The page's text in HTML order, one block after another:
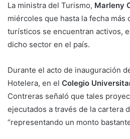
La ministra del Turismo, Marleny
miércoles que hasta la fecha más
turísticos se encuentran activos,
dicho sector en el país.
Durante el acto de inauguración
Hotelera, en el Colegio
Contreras señaló que tales
ejecutados a través de la cartera
“representando un monto